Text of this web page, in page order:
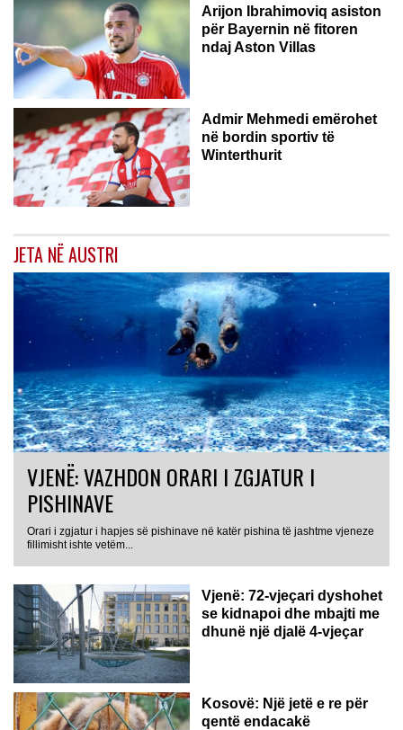
Arijon Ibrahimoviq asiston
për Bayernin në fitoren
ndaj Aston Villas
ZVICËR
Admir Mehmedi emërohet
në bordin sportiv të
Winterthurit
JETA NË AUSTRI
VJENË: VAZHDON ORARI I ZGJATUR I
PISHINAVE
Orari i zgjatur i hapjes së pishinave në katër pishina të jashtme vjeneze
fillimisht ishte vetëm...
Vjenë: 72-vjeçari dyshohet
se kidnapoi dhe mbajti me
dhunë një djalë 4-vjeçar
Kosovë: Një jetë e re për
qentë endacakë